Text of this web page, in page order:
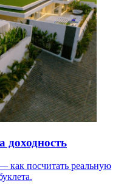
доходность
как посчитать реальную